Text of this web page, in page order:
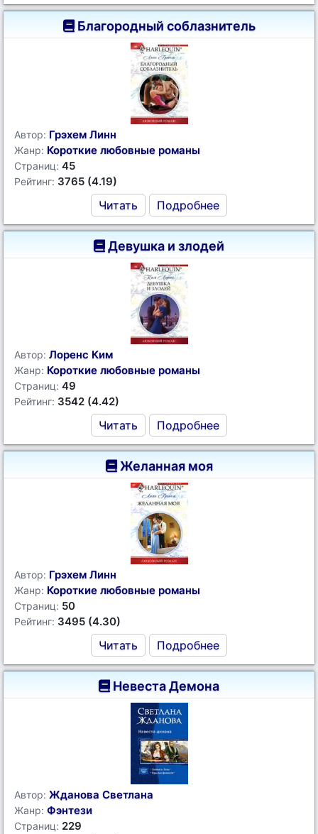
Благородный соблазнитель
Автор: Грэхем Линн
Жанр: Короткие любовные романы
Страниц: 45
Рейтинг: 3765 (4.19)
Читать Подробнее
Девушка и злодей
Автор: Лоренс Ким
Жанр: Короткие любовные романы
Страниц: 49
Рейтинг: 3542 (4.42)
Читать Подробнее
Желанная моя
Автор: Грэхем Линн
Жанр: Короткие любовные романы
Страниц: 50
Рейтинг: 3495 (4.30)
Читать Подробнее
Невеста Демона
Автор: Жданова Светлана
Жанр: Фэнтези
Страниц: 229